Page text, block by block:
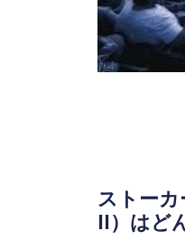
ストー
II）はど